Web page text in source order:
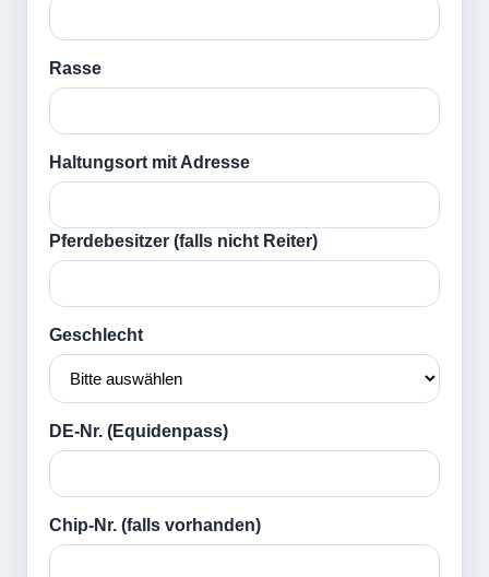
Rasse
Haltungsort mit Adresse
Pferdebesitzer (falls nicht Reiter)
Geschlecht
DE-Nr. (Equidenpass)
Chip-Nr. (falls vorhanden)